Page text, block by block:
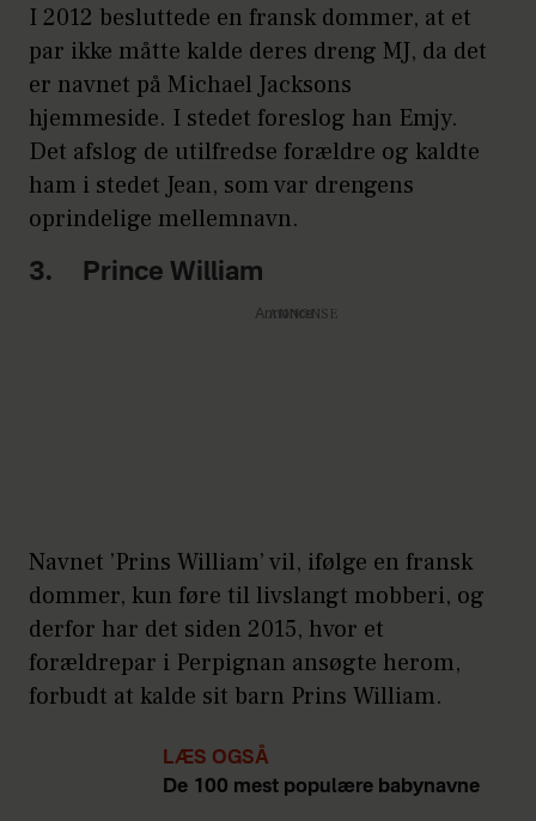
I 2012 besluttede en fransk dommer, at et
par ikke måtte kalde deres dreng MJ, da det
er navnet på Michael Jacksons
hjemmeside. I stedet foreslog han Emjy.
Det afslog de utilfredse forældre og kaldte
ham i stedet Jean, som var drengens
oprindelige mellemnavn.
3. Prince William
Annonce
Navnet ’Prins William’ vil, ifølge en fransk
dommer, kun føre til livslangt mobberi, og
derfor har det siden 2015, hvor et
forældrepar i Perpignan ansøgte herom,
forbudt at kalde sit barn Prins William.
LÆS OGSÅ
De 100 mest populære babynavne